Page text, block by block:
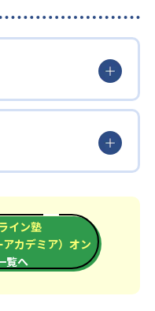
イン塾
カデミア）オン
覧へ